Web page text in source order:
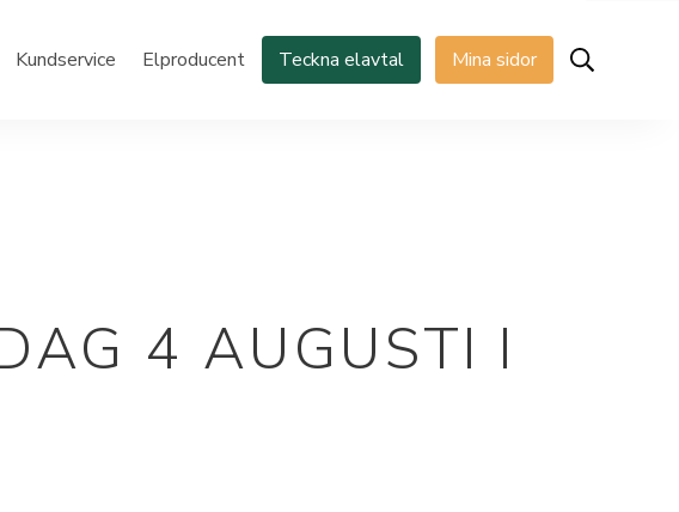
Kundservice Elproducent Teckna elavtal Mina sidor
4 AUGUSTI I